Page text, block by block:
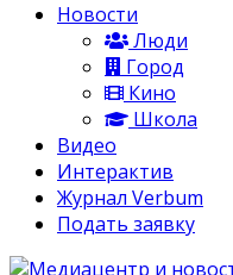
Новости
Люди
Город
Кино
Школа
Видео
Интерактив
Журнал Verbum
Подать заявку